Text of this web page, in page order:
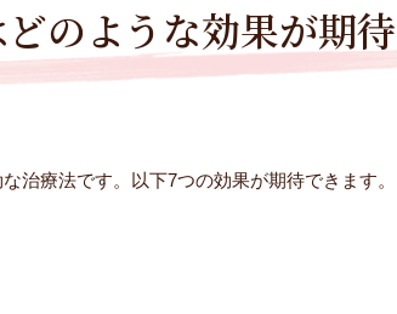
のような効果が期
治療法です。以下7つの効果が期待できます。